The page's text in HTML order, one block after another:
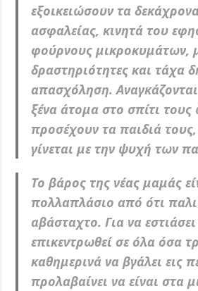
εξοικειώσουν τα
ασφαλείας, κινητά του
φούρνους μικροκυμάτων,
δραστηριότητες και τάχα
απασχόληση.
ξένα άτομα στο σπίτι τους
προσέχουν τα παιδιά
γίνεται με την ψυχή των
Το βάρος της νέας μαμάς
πολλαπλάσιο από ότι
αβάσταχτο. Για να
επικεντρωθεί σε όλα όσα
καθημερινά να βγάλει εις
προλαβαίνει να είναι στα